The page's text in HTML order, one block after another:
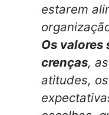
estarem
Os valores
crenças,
atitudes,